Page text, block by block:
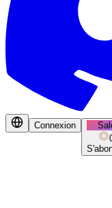
Connexion